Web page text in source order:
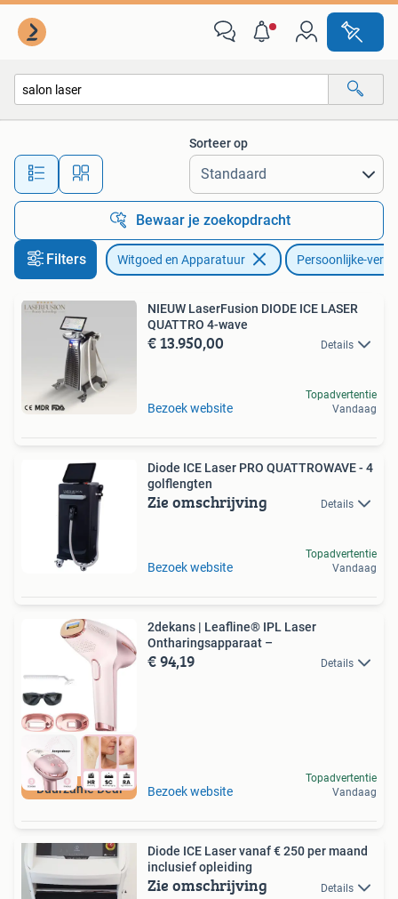
Alle afstanden…
Sorteer op
Bewaar je zoekopdracht
Filters Witgoed en Apparatuur Persoonlijke-
NIEUW LaserFusion DIODE ICE LASER
QUATTRO 4-wave
€ 13.950,00 Details
Bezoek website
Topadvertentie
Vandaag
Diode ICE Laser PRO QUATTROWAVE - 4
golflengten
Zie omschrijving Details
Bezoek website
Topadvertentie
Vandaag
Duurzame Deal
2dekans | Leafline® IPL Laser
Ontharingsapparaat –
€ 94,19 Details
Bezoek website
Topadvertentie
Vandaag
Diode ICE Laser vanaf € 250 per maand
inclusief opleiding
Zie omschrijving Details